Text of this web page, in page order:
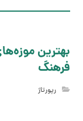
بهترین
فرهنگ
رپورتاژ